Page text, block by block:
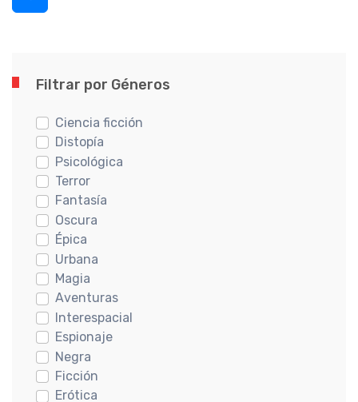
Filtrar por Géneros
Ciencia ficción
Distopía
Psicológica
Terror
Fantasía
Oscura
Épica
Urbana
Magia
Aventuras
Interespacial
Espionaje
Negra
Ficción
Erótica